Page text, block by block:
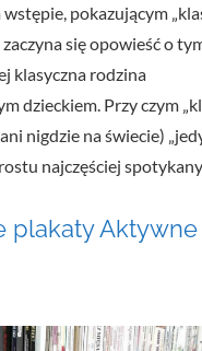
pokazującym
się opowieść o
klasyczna rodzina
dzieckiem. Przy czym
nigdzie na świecie)
najczęściej spotykany.
plakaty Aktywne